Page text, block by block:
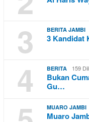
3 BERITA JAMBI
3 Kandidat
4 BERITA 159
Bukan
Gu…
MUARO JAMBI
Muaro